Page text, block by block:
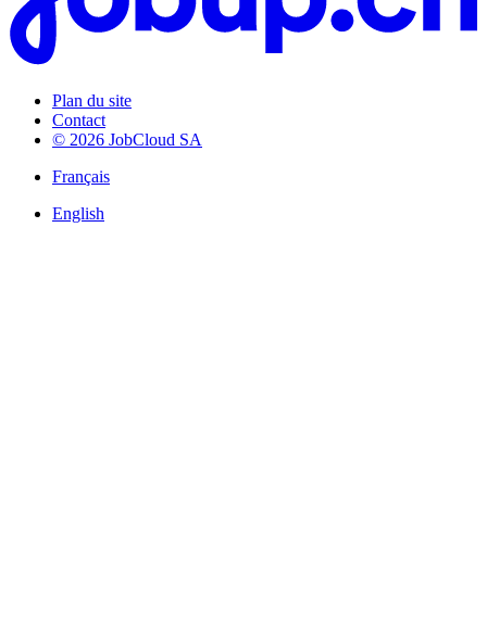
Plan du site
Contact
© 2026 JobCloud SA
Français
English